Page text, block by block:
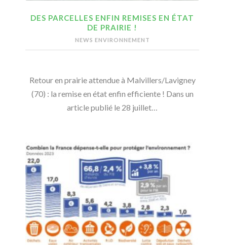
DES PARCELLES ENFIN REMISES EN ÉTAT
DE PRAIRIE !
NEWS ENVIRONNEMENT
Retour en prairie attendue à Malvillers/Lavigney
(70) : la remise en état enfin efficiente ! Dans un
article publié le 28 juillet…